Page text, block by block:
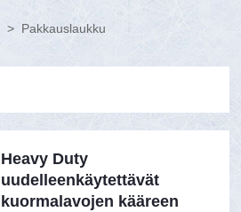
> Pakkauslaukku
Heavy Duty
uudelleenkäytettävät
kuormalavojen kääreen